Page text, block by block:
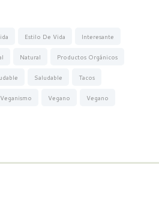
Estilo De Vida Interesante
Natural Productos Orgánicos
Saludable Tacos
Veganismo Vegano Vegano